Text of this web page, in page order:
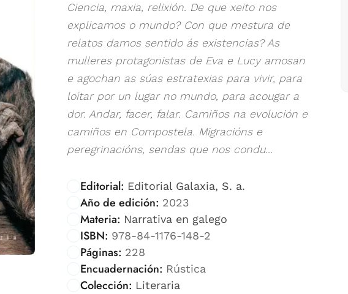
Ciencia, maxia, relixión. De que xeito nos
explicamos o mundo? Con que mestura de
relatos damos sentido ás existencias? As
mulleres protagonistas de Eva e Lucy amosan
e agochan as súas estratexias para vivir, para
loitar por un lugar no mundo, para acougar a
dor. Andar, facer, falar. Camiños na evolución e
camiños en Compostela. Migracións e
peregrinacións, sendas que nos condu...
Editorial: Editorial Galaxia, S. a.
Año de edición: 2023
Materia: Narrativa en galego
ISBN: 978-84-1176-148-2
Páginas: 228
Encuadernación: Rústica
Colección: Literaria